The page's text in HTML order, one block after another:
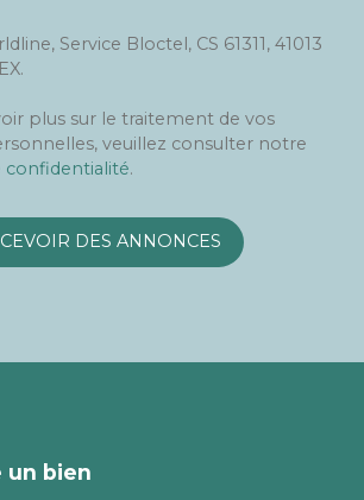
Service Bloctel, CS 61311, 41013
plus sur le traitement de vos
veuillez consulter notre
confidentialité.
DES ANNONCES
un bien